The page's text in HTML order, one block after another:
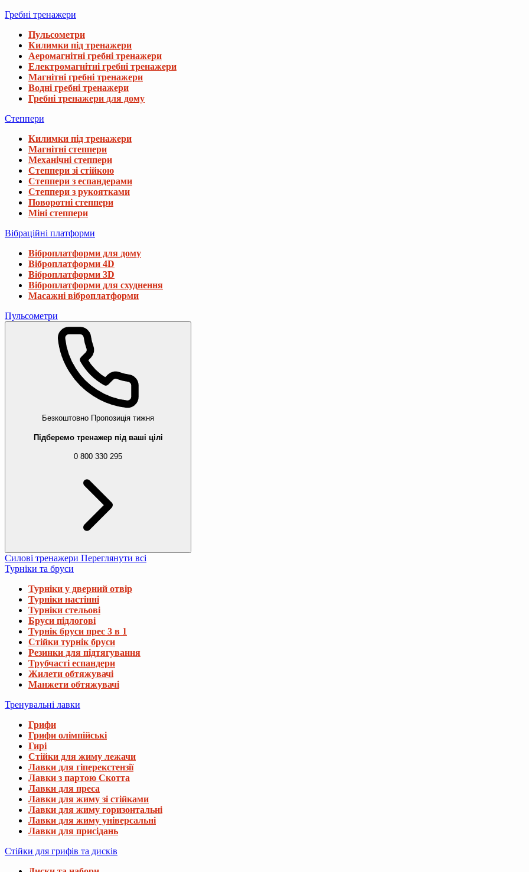
Гребні тренажери
Пульсометри
Килимки під тренажери
Аеромагнітні гребні тренажери
Електромагнітні гребні тренажери
Магнітні гребні тренажери
Водні гребні тренажери
Гребні тренажери для дому
Степпери
Килимки під тренажери
Магнітні степпери
Механічні степпери
Степпери зі стійкою
Степпери з еспандерами
Степпери з рукоятками
Поворотні степпери
Міні степпери
Вібраційні платформи
Віброплатформи для дому
Віброплатформи 4D
Віброплатформи 3D
Віброплатформи для схуднення
Масажні віброплатформи
Пульсометри
Безкоштовно Пропозиція тижня
Підберемо тренажер під ваші цілі
0 800 330 295
Силові тренажери Переглянути всі
Турніки та бруси
Турніки у дверний отвір
Турніки настінні
Турніки стельові
Бруси підлогові
Турнік бруси прес 3 в 1
Стійки турнік бруси
Резинки для підтягування
Трубчасті еспандери
Жилети обтяжувачі
Манжети обтяжувачі
Тренувальні лавки
Грифи
Грифи олімпійські
Гирі
Стійки для жиму лежачи
Лавки для гіперекстензії
Лавки з партою Скотта
Лавки для преса
Лавки для жиму зі стійками
Лавки для жиму горизонтальні
Лавки для жиму універсальні
Лавки для присідань
Стійки для грифів та дисків